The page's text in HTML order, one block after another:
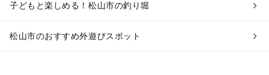
子どもと楽しめる！松山市の釣り堀
松山市のおすすめ外遊びスポット